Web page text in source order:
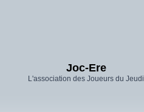
Joc-Ere
L'association des Joueurs du Jeudi